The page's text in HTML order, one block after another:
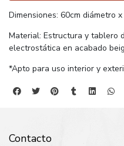
Dimensiones: 60cm diámetro
Material: Estructura y tablero
electrostática en acabado
*Apto para uso interior y
Contacto